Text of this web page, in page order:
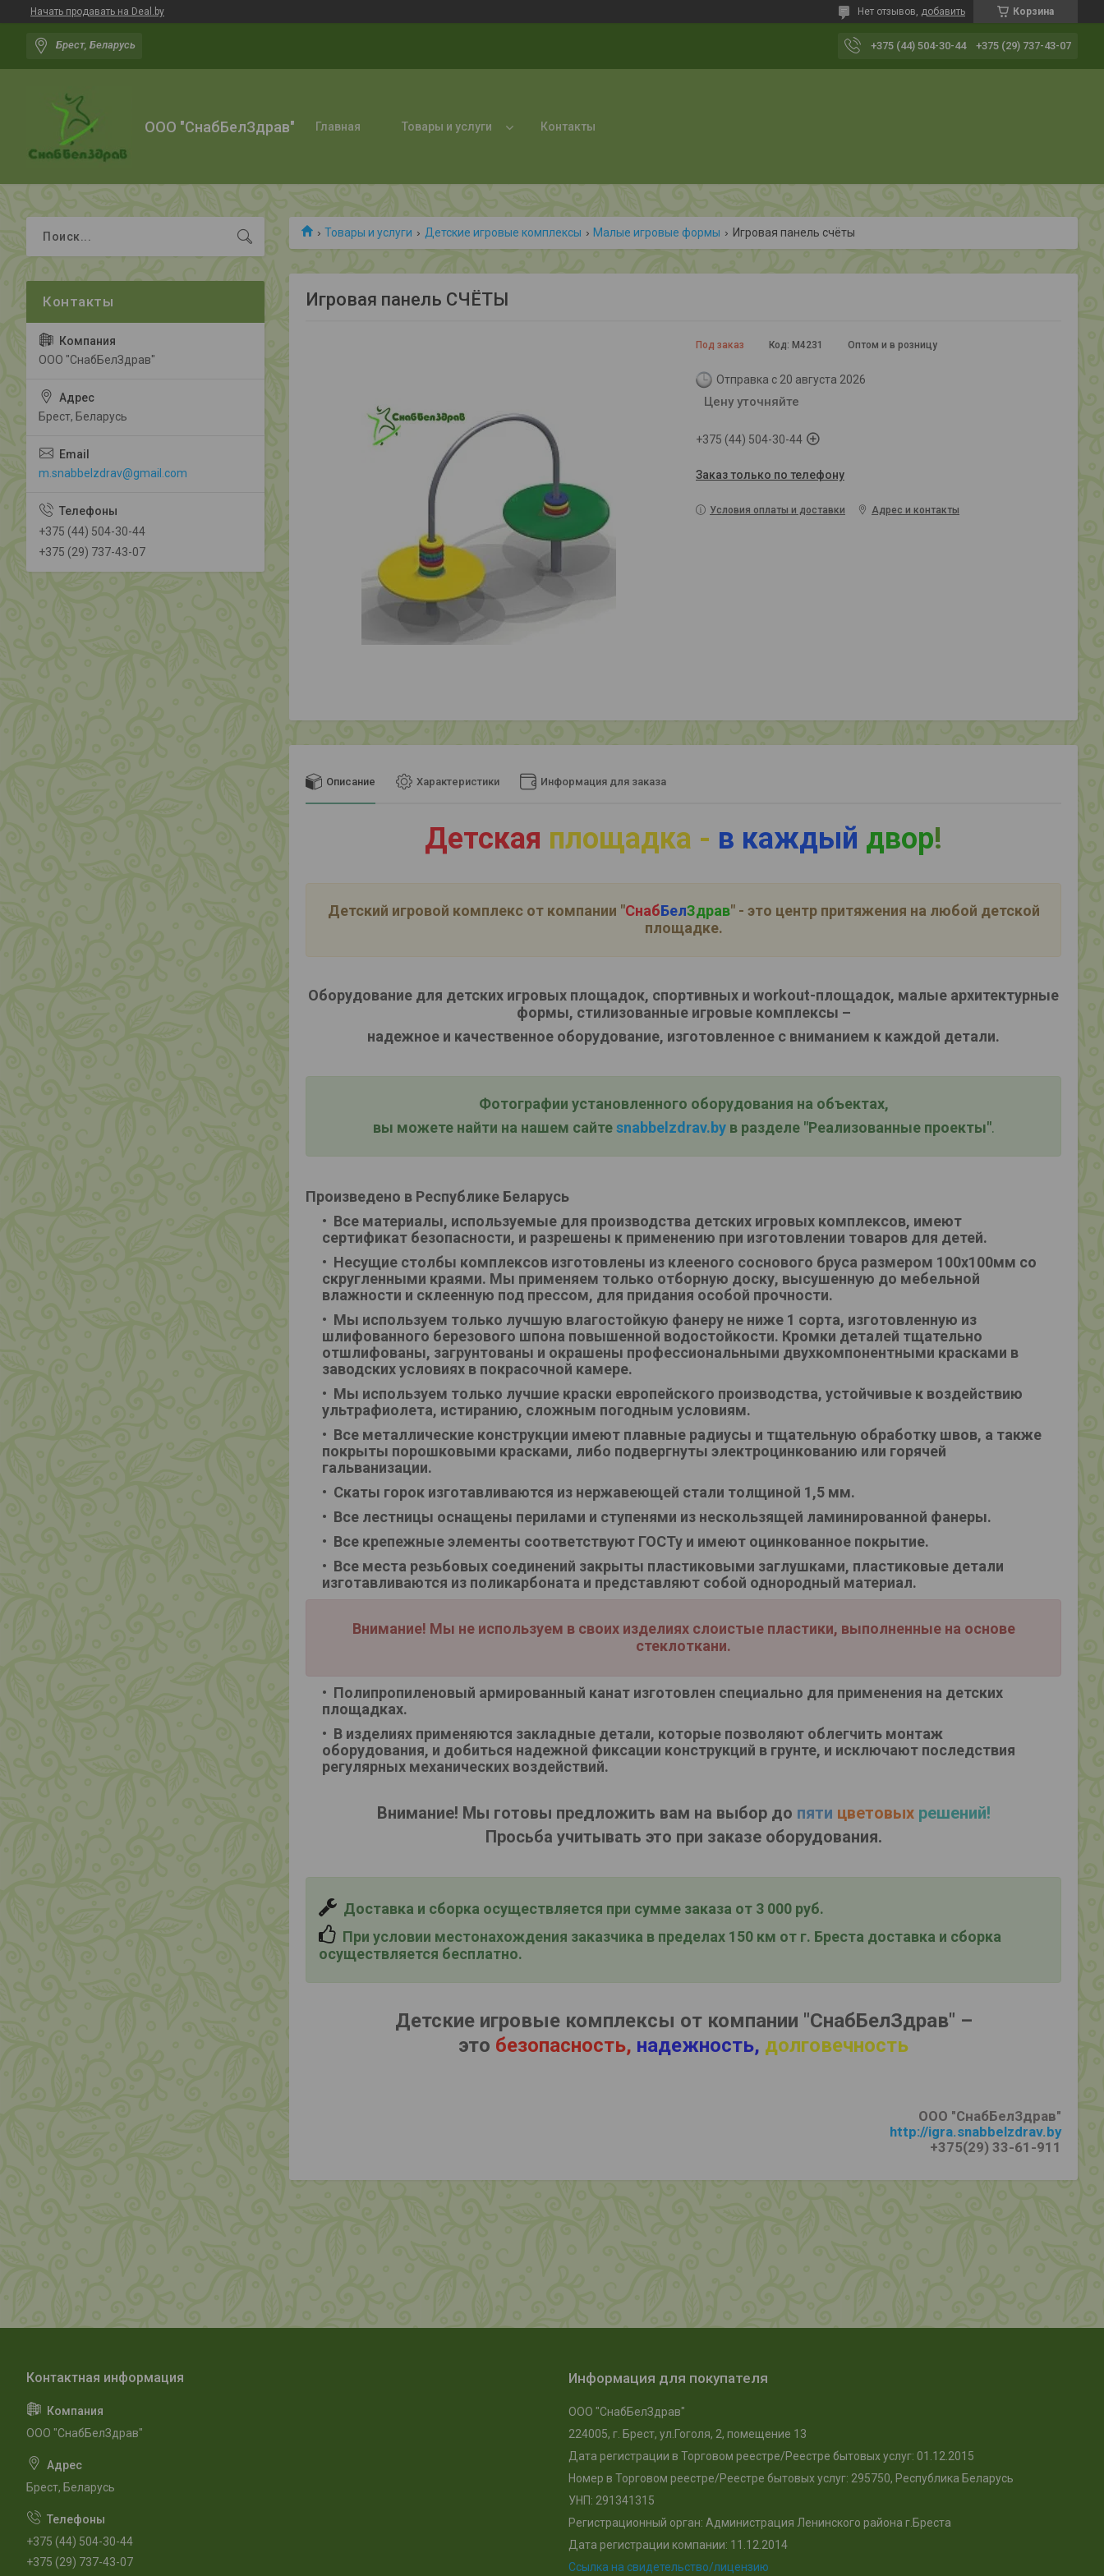
Начать продавать на Deal.by Корзина
Нет отзывов, добавить
Брест, Беларусь +375 (44) 504-30-44 +375 (29) 737-43-07
ООО "СнабБелЗдрав" Главная Товары и услуги Контакты
Товары и услуги Детские игровые комплексы Малые игровые формы Игровая панель счёты
Игровая панель СЧЁТЫ
Под заказ Оптом и в розницу
Код: М4231
Отправка с 20 августа 2026
Цену уточняйте
+375 (44) 504-30-44
Заказ только по телефону
Условия оплаты и доставки Адрес и контакты
Описание Характеристики Информация для заказа
Детская площадка - в каждый двор!
Детский игровой комплекс от компании "СнабБелЗдрав"- это центр притяжения на любой детской
площадке.
Оборудование для детских игровых площадок, спортивных и workout-площадок, малые архитектурные
формы, стилизованные игровые комплексы –
надежное и качественное оборудование, изготовленное с вниманием к каждой детали.
Фотографии установленного оборудования на объектах,
вы можете найти на нашем сайтеsnabbelzdrav.byв разделе "Реализованные проекты".
Произведено в Республике Беларусь
Все материалы, используемые для производства детских игровых комплексов, имеют
сертификат безопасности, и разрешены к применению при изготовлении товаров для детей.
Несущие столбы комплексов изготовлены из клееного соснового бруса размером 100х100мм со
скругленными краями. Мы применяем только отборную доску, высушенную до мебельной
влажности и склеенную под прессом, для придания особой прочности.
Мы используем только лучшую влагостойкую фанеру не ниже 1 сорта, изготовленную из
шлифованного березового шпона повышенной водостойкости. Кромки деталей тщательно
отшлифованы, загрунтованы и окрашены профессиональными двухкомпонентными красками в
заводских условиях в покрасочной камере.
Мы используем только лучшие краски европейского производства, устойчивые к воздействию
ультрафиолета, истиранию, сложным погодным условиям.
Все металлические конструкции имеют плавные радиусы и тщательную обработку швов, а также
покрыты порошковыми красками, либо подвергнуты электроцинкованию или горячей
гальванизации.
Скаты горок изготавливаются из нержавеющей стали толщиной 1,5 мм.
Все лестницы оснащены перилами и ступенями из нескользящей ламинированной фанеры.
Все крепежные элементы соответствуют ГОСТу и имеют оцинкованное покрытие.
Все места резьбовых соединений закрыты пластиковыми заглушками, пластиковые детали
изготавливаются из поликарбоната и представляют собой однородный материал.
Внимание! Мы не используем в своих изделиях слоистые пластики, выполненные на основе
стеклоткани.
Полипропиленовый армированный канат изготовлен специально для применения на детских
площадках.
В изделиях применяются закладные детали, которые позволяют облегчить монтаж
оборудования, и добиться надежной фиксации конструкций в грунте, и исключают последствия
регулярных механических воздействий.
Внимание! Мы готовы предложить вам на выбор до пяти цветовыхрешений!
Просьба учитывать это при заказе оборудования.
Доставка и сборка осуществляется при сумме заказа от 3 000 руб.
При условии местонахождения заказчика в пределах 150 км от г. Бреста доставка и сборка
осуществляется бесплатно.
Детские игровые комплексы от компании "СнабБелЗдрав" –
это безопасность, надежность, долговечность
ООО "СнабБелЗдрав"
http://igra.snabbelzdrav.by
+375(29) 33-61-911
ООО "СнабБелЗдрав"
Брест, Беларусь
m.snabbelzdrav@gmail.com
+375 (44) 504-30-44
+375 (29) 737-43-07
ООО "СнабБелЗдрав"
Брест, Беларусь
+375 (44) 504-30-44
+375 (29) 737-43-07
Информация для покупателя
ООО "СнабБелЗдрав"
224005, г. Брест, ул.Гоголя, 2, помещение 13
Дата регистрации в Торговом реестре/Реестре бытовых услуг: 01.12.2015
Номер в Торговом реестре/Реестре бытовых услуг: 295750, Республика Беларусь
УНП: 291341315
Регистрационный орган: Администрация Ленинского района г.Бреста
Дата регистрации компании: 11.12.2014
Ссылка на свидетельство/лицензию